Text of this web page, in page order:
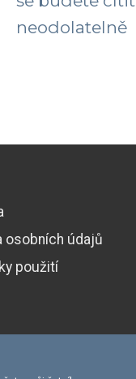
neodolatelně
osobních údajů
použití